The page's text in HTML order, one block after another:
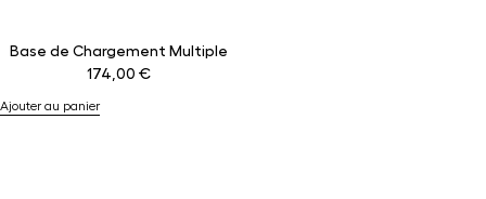
Base de Chargement Multiple
174,00€
Ajouter au panier